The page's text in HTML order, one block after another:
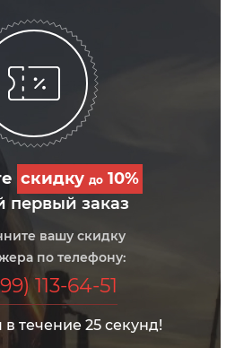
скидку до10%
первый заказ
вашу скидку
по телефону:
113-64-51
течение 25 секунд!